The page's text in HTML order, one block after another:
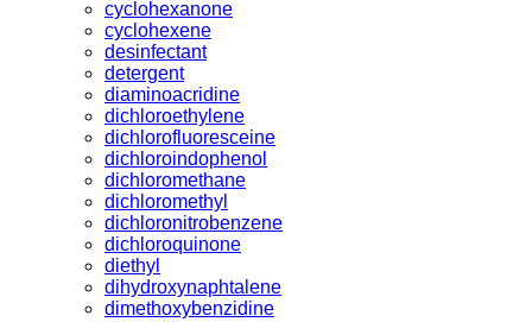
cyclohexanone
cyclohexene
desinfectant
detergent
diaminoacridine
dichloroethylene
dichlorofluoresceine
dichloroindophenol
dichloromethane
dichloromethyl
dichloronitrobenzene
dichloroquinone
diethyl
dihydroxynaphtalene
dimethoxybenzidine